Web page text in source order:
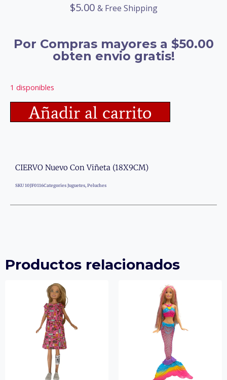
$5.00 & Free Shipping
Por Compras mayores a $50.00
obten envio gratis!
1 disponibles
Añadir al carrito
CIERVO Nuevo Con Viñeta (18X9CM)
SKU 10JF0116Categories Juguetes, Peluches
Productos relacionados